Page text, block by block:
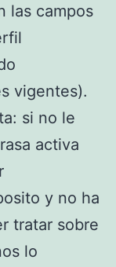
las campos
vigentes).
si no le
activa
y no ha
tratar sobre
lo